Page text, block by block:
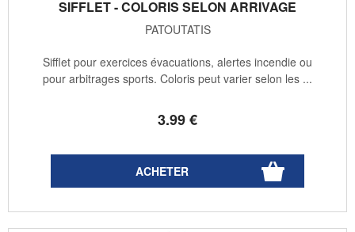
SIFFLET - COLORIS SELON ARRIVAGE
PATOUTATIS
3.99€
Sifflet pour exercices évacuations, alertes incendie ou
pour arbitrages sports. Coloris peut varier selon les ...